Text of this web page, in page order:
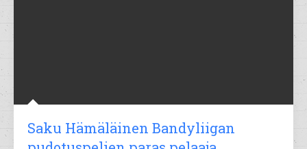
Saku Hämäläinen Bandyliigan